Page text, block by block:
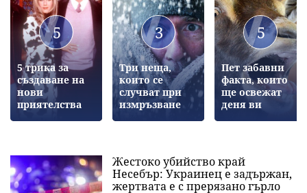
5
5 трика за
създаване на
нови
приятелства
3
Три неща,
които се
случват при
измръзване
5
Пет забавни
факта, които
ще освежат
деня ви
Жестоко убийство край
Несебър: Украинец е задържан,
жертвата е с прерязано гърло